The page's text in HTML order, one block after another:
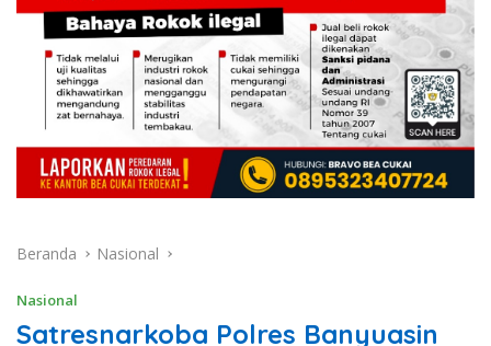
Beranda Nasional
Nasional
Satresnarkoba Polres Banyuasin